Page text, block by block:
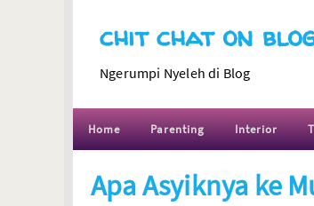
chit chat on
Ngerumpi Nyeleh di Blog
Home Parenting Interior
Apa Asyiknya ke